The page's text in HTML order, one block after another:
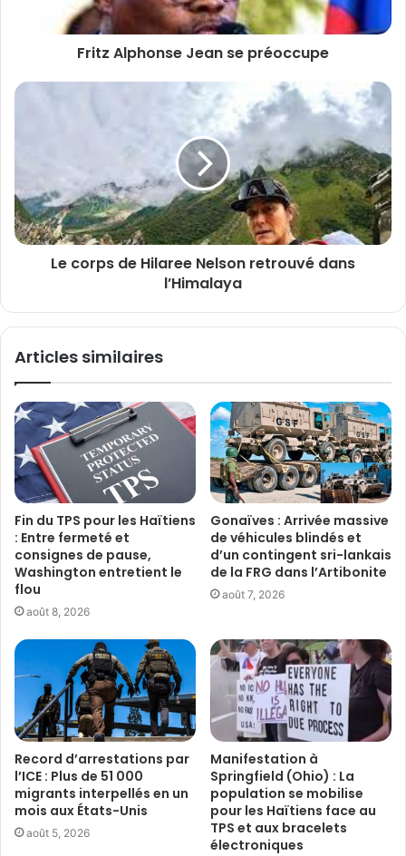
Fritz Alphonse Jean se préoccupe
Le corps de Hilaree Nelson retrouvé dans
l’Himalaya
Articles similaires
Fin du TPS pour les Haïtiens
: Entre fermeté et
consignes de pause,
Washington entretient le
flou
août 8, 2026
Gonaïves : Arrivée massive
de véhicules blindés et
d’un contingent sri-lankais
de la FRG dans l’Artibonite
août 7, 2026
Record d’arrestations par
l’ICE : Plus de 51 000
migrants interpellés en un
mois aux États-Unis
août 5, 2026
Manifestation à
Springfield (Ohio) : La
population se mobilise
pour les Haïtiens face au
TPS et aux bracelets
électroniques